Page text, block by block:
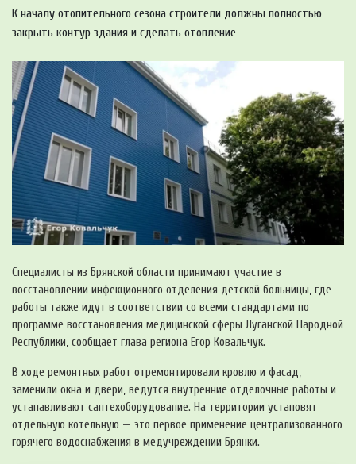
К началу отопительного сезона строители должны полностью
закрыть контур здания и сделать отопление
Специалисты из Брянской области принимают участие в
восстановлении инфекционного отделения детской больницы, где
работы также идут в соответствии со всеми стандартами по
программе восстановления медицинской сферы Луганской Народной
Республики, сообщает глава региона Егор Ковальчук.
В ходе ремонтных работ отремонтировали кровлю и фасад,
заменили окна и двери, ведутся внутренние отделочные работы и
устанавливают сантехоборудование. На территории установят
отдельную котельную — это первое применение централизованного
горячего водоснабжения в медучреждении Брянки.